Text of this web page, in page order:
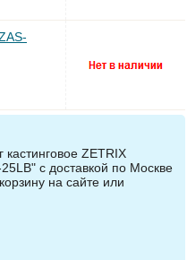
ZETRIX
с доставкой по Москве
на сайте или